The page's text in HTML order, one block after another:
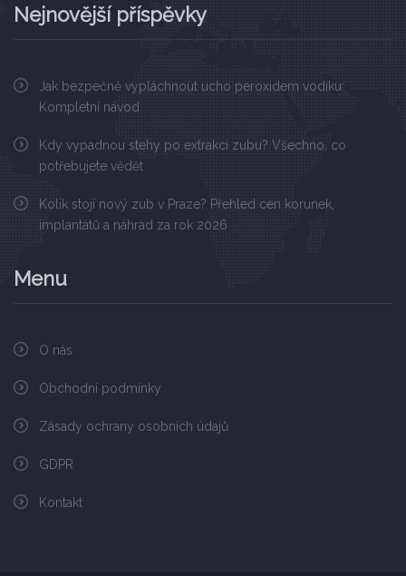
Nejnovější příspěvky
Jak bezpečně vypláchnout ucho peroxidem vodíku:
Kompletní návod
Kdy vypadnou stehy po extrakci zubu? Všechno, co
potřebujete vědět
Kolik stojí nový zub v Praze? Přehled cen korunek,
implantátů a náhrad za rok 2026
Menu
O nás
Obchodní podmínky
Zásady ochrany osobních údajů
GDPR
Kontakt